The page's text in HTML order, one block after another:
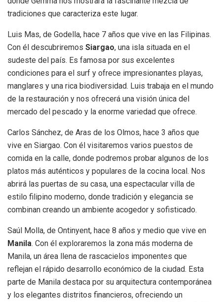
tradiciones que caracteriza este lugar.
Luis Mas, de Godella, hace 7 años que vive en las Filipinas.
Con él descubriremos Siargao, una isla situada en el
sudeste del país. Es famosa por sus excelentes
condiciones para el surf y ofrece impresionantes playas,
manglares y una rica biodiversidad. Luis trabaja en el mundo
de la restauración y nos ofrecerá una visión única del
mercado del pescado y la enorme variedad que ofrece.
Carlos Sánchez, de Aras de los Olmos, hace 3 años que
vive en Siargao. Con él visitaremos varios puestos de
comida en la calle, donde podremos probar algunos de los
platos más auténticos y populares de la cocina local. Nos
abrirá las puertas de su casa, una espectacular villa de
estilo filipino moderno, donde tradición y elegancia se
combinan creando un ambiente acogedor y sofisticado.
Saúl Molla, de Ontinyent, hace 8 años y medio que vive en
Manila. Con él exploraremos la zona más moderna de
Manila, un área llena de rascacielos imponentes que
reflejan el rápido desarrollo económico de la ciudad. Esta
parte de Manila destaca por su arquitectura contemporánea
y los elegantes distritos financieros, ofreciendo un